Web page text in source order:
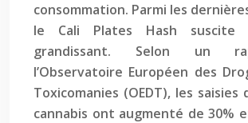
consommation. Parmi les
le Cali Plates Hash
grandissant. Selon un
l’Observatoire Européen des
Toxicomanies (OEDT), les saisies
cannabis ont augmenté de 30%